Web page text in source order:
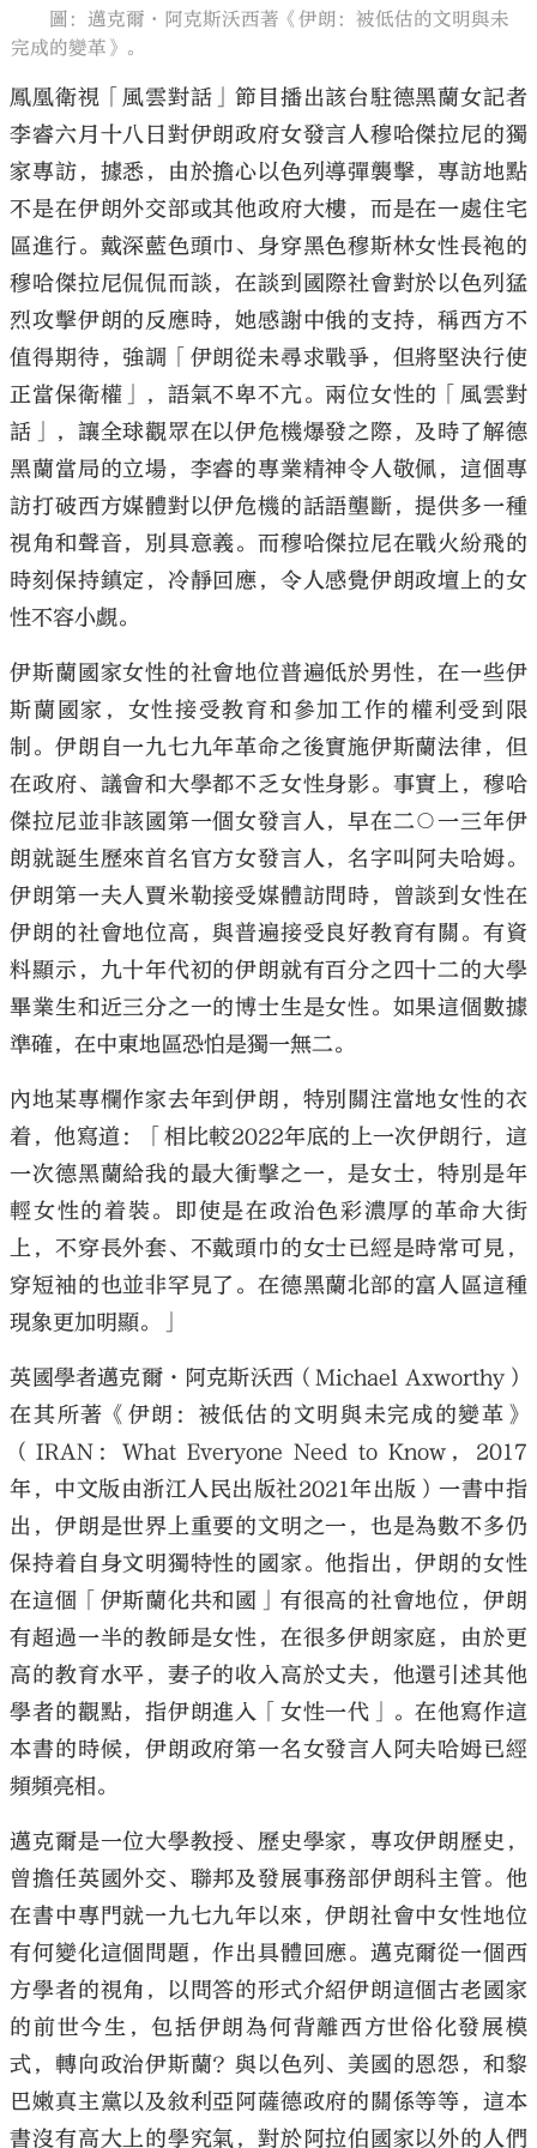
圖：邁克爾·阿克斯沃西著《伊朗：被低估的文明與未
完成的變革》。
鳳凰衛視「風雲對話」節目播出該台駐德黑蘭女記者
李睿六月十八日對伊朗政府女發言人穆哈傑拉尼的獨
家專訪，據悉，由於擔心以色列導彈襲擊，專訪地點
不是在伊朗外交部或其他政府大樓，而是在一處住宅
區進行。戴深藍色頭巾、身穿黑色穆斯林女性長袍的
穆哈傑拉尼侃侃而談，在談到國際社會對於以色列猛
烈攻擊伊朗的反應時，她感謝中俄的支持，稱西方不
值得期待，強調「伊朗從未尋求戰爭，但將堅決行使
正當保衛權」，語氣不卑不亢。兩位女性的「風雲對
話」，讓全球觀眾在以伊危機爆發之際，及時了解德
黑蘭當局的立場，李睿的專業精神令人敬佩，這個專
訪打破西方媒體對以伊危機的話語壟斷，提供多一種
視角和聲音，別具意義。而穆哈傑拉尼在戰火紛飛的
時刻保持鎮定，冷靜回應，令人感覺伊朗政壇上的女
性不容小覷。
伊斯蘭國家女性的社會地位普遍低於男性，在一些伊
斯蘭國家，女性接受教育和參加工作的權利受到限
制。伊朗自一九七九年革命之後實施伊斯蘭法律，但
在政府、議會和大學都不乏女性身影。事實上，穆哈
傑拉尼並非該國第一個女發言人，早在二○一三年伊
朗就誕生歷來首名官方女發言人，名字叫阿夫哈姆。
伊朗第一夫人賈米勒接受媒體訪問時，曾談到女性在
伊朗的社會地位高，與普遍接受良好教育有關。有資
料顯示，九十年代初的伊朗就有百分之四十二的大學
畢業生和近三分之一的博士生是女性。如果這個數據
準確，在中東地區恐怕是獨一無二。
內地某專欄作家去年到伊朗，特別關注當地女性的衣
着，他寫道：「相比較2022年底的上一次伊朗行，這
一次德黑蘭給我的最大衝擊之一，是女士，特別是年
輕女性的着裝。即使是在政治色彩濃厚的革命大街
上，不穿長外套、不戴頭巾的女士已經是時常可見，
穿短袖的也並非罕見了。在德黑蘭北部的富人區這種
現象更加明顯。」
英國學者邁克爾·阿克斯沃西（Michael Axworthy）
在其所著《伊朗：被低估的文明與未完成的變革》
（IRAN：What Everyone Need to Know，2017
年，中文版由浙江人民出版社2021年出版）一書中指
出，伊朗是世界上重要的文明之一，也是為數不多仍
保持着自身文明獨特性的國家。他指出，伊朗的女性
在這個「伊斯蘭化共和國」有很高的社會地位，伊朗
有超過一半的教師是女性，在很多伊朗家庭，由於更
高的教育水平，妻子的收入高於丈夫，他還引述其他
學者的觀點，指伊朗進入「女性一代」。在他寫作這
本書的時候，伊朗政府第一名女發言人阿夫哈姆已經
頻頻亮相。
邁克爾是一位大學教授、歷史學家，專攻伊朗歷史，
曾擔任英國外交、聯邦及發展事務部伊朗科主管。他
在書中專門就一九七九年以來，伊朗社會中女性地位
有何變化這個問題，作出具體回應。邁克爾從一個西
方學者的視角，以問答的形式介紹伊朗這個古老國家
的前世今生，包括伊朗為何背離西方世俗化發展模
式，轉向政治伊斯蘭？與以色列、美國的恩怨，和黎
巴嫩真主黨以及敘利亞阿薩德政府的關係等等，這本
書沒有高大上的學究氣，對於阿拉伯國家以外的人們